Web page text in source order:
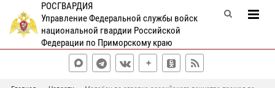
РОСГВАРДИЯ
Управление Федеральной службы войск
национальной гвардии Российской
Федерации по Приморскому краю